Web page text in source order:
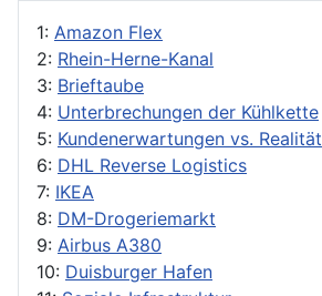
1: Amazon Flex
2: Rhein-Herne-Kanal
3: Brieftaube
4: Unterbrechungen der Kühlkette
5: Kundenerwartungen vs. Realität
6: DHL Reverse Logistics
7: IKEA
8: DM-Drogeriemarkt
9: Airbus A380
10: Duisburger Hafen